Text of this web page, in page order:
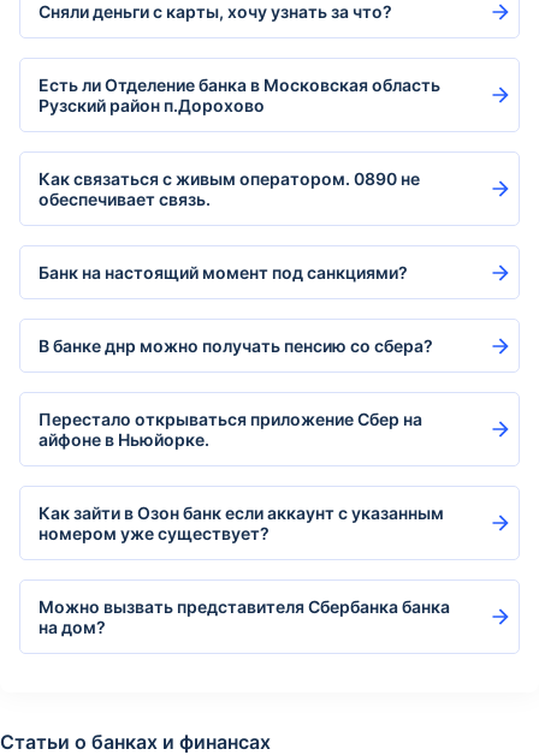
Сняли деньги с карты, хочу узнать за что?
Есть ли Отделение банка в Московская область
Рузский район п.Дорохово
Как связаться с живым оператором. 0890 не
обеспечивает связь.
Банк на настоящий момент под санкциями?
В банке днр можно получать пенсию со сбера?
Перестало открываться приложение Сбер на
айфоне в Ньюйорке.
Как зайти в Озон банк если аккаунт с указанным
номером уже существует?
Можно вызвать представителя Сбербанка банка
на дом?
Статьи о банках и финансах